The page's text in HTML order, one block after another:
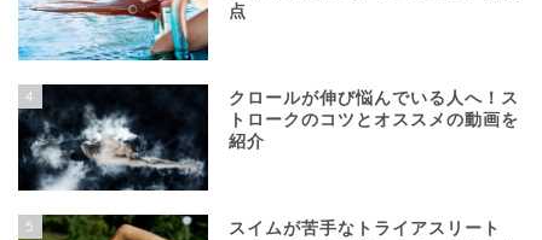
点
4
クロールが伸び悩んでいる人へ！ス
トロークのコツとオススメの動画を
紹介
5
スイムが苦手なトライアスリート